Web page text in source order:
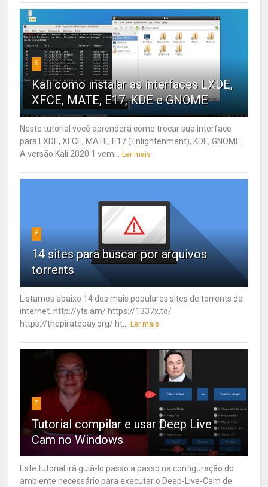
5
Kali como instalar as interfaces LXDE,
XFCE, MATE, E17, KDE e GNOME
Neste tutorial você aprenderá como trocar sua interface
para LXDE, XFCE, MATE, E17 (Enlightenment), KDE, GNOME.
A versão Kali 2020.1 vem...
Ler mais
6
14 sites para buscar por arquivos
torrents
Listamos abaixo 14 dos mais populares sites de torrents da
internet. http://yts.am/ https://1337x.to/
https://thepiratebay.org/ ht...
Ler mais
7
Tutorial compilar e usar Deep Live
Cam no Windows
Este tutorial irá guiá-lo passo a passo na configuração do
ambiente necessário para executar o Deep-Live-Cam de